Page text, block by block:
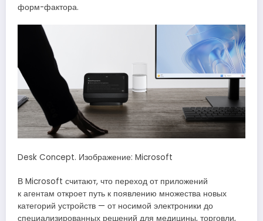
форм-фактора.
Desk Concept. Изображение: Microsoft
В Microsoft считают, что переход от приложений
к агентам откроет путь к появлению множества новых
категорий устройств — от носимой электроники до
специализированных решений для медицины, торговли,